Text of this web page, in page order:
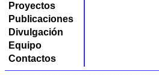
Proyectos
Publicaciones
Divulgación
Equipo
Contactos